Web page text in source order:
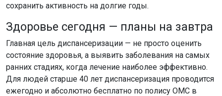
сохранить активность на долгие годы.
Здоровье сегодня — планы на завтра
Главная цель диспансеризации — не просто оценить
состояние здоровья, а выявить заболевания на самых
ранних стадиях, когда лечение наиболее эффективно.
Для людей старше 40 лет диспансеризация проводится
ежегодно и абсолютно бесплатно по полису ОМС в